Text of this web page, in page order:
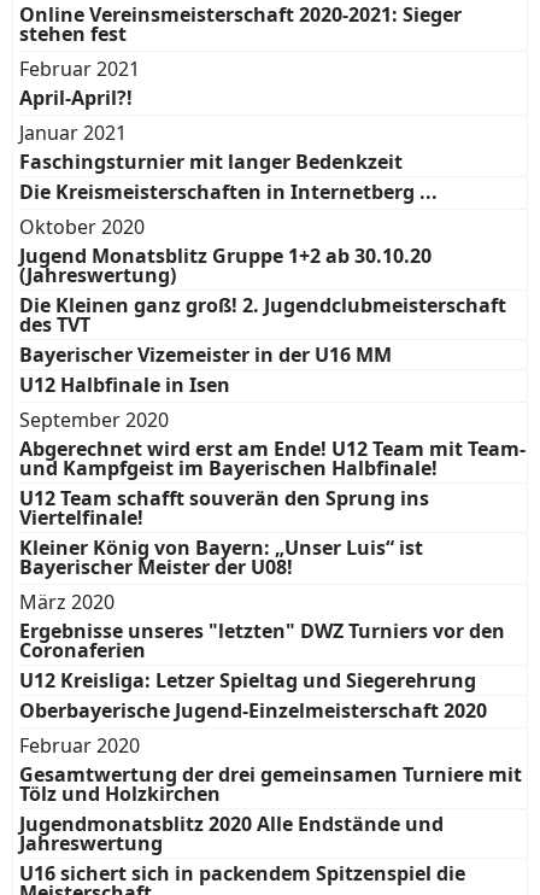
Online Vereinsmeisterschaft 2020-2021: Sieger
stehen fest
Februar 2021
April-April?!
Januar 2021
Faschingsturnier mit langer Bedenkzeit
Die Kreismeisterschaften in Internetberg ...
Oktober 2020
Jugend Monatsblitz Gruppe 1+2 ab 30.10.20
(Jahreswertung)
Die Kleinen ganz groß! 2. Jugendclubmeisterschaft
des TVT
Bayerischer Vizemeister in der U16 MM
U12 Halbfinale in Isen
September 2020
Abgerechnet wird erst am Ende! U12 Team mit Team-
und Kampfgeist im Bayerischen Halbfinale!
U12 Team schafft souverän den Sprung ins
Viertelfinale!
Kleiner König von Bayern: „Unser Luis“ ist
Bayerischer Meister der U08!
März 2020
Ergebnisse unseres "letzten" DWZ Turniers vor den
Coronaferien
U12 Kreisliga: Letzer Spieltag und Siegerehrung
Oberbayerische Jugend-Einzelmeisterschaft 2020
Februar 2020
Gesamtwertung der drei gemeinsamen Turniere mit
Tölz und Holzkirchen
Jugendmonatsblitz 2020 Alle Endstände und
Jahreswertung
U16 sichert sich in packendem Spitzenspiel die